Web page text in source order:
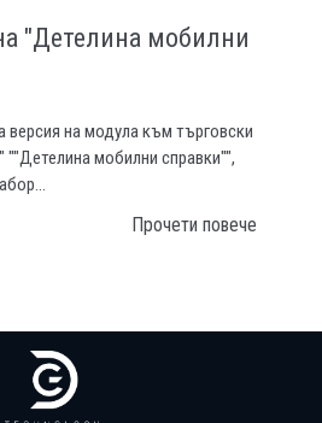
"Детелина мобилни
на модула към търговски
""Детелина мобилни справки"",
Прочети повече